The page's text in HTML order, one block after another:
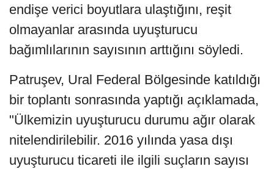
endişe verici boyutlara ulaştığını, reşit
olmayanlar arasında uyuşturucu
bağımlılarının sayısının arttığını söyledi.
Patruşev, Ural Federal Bölgesinde katıldığı
bir toplantı sonrasında yaptığı açıklamada,
"Ülkemizin uyuşturucu durumu ağır olarak
nitelendirilebilir. 2016 yılında yasa dışı
uyuşturucu ticareti ile ilgili suçların sayısı